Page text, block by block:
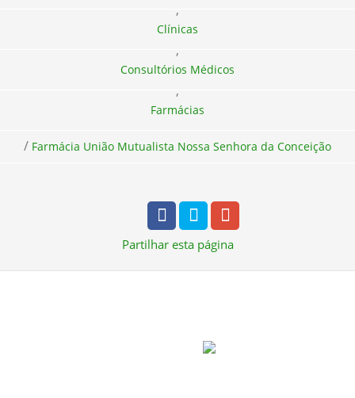
,
Clínicas
,
Consultórios Médicos
,
Farmácias
/ Farmácia União Mutualista Nossa Senhora da Conceição
Partilhar esta página